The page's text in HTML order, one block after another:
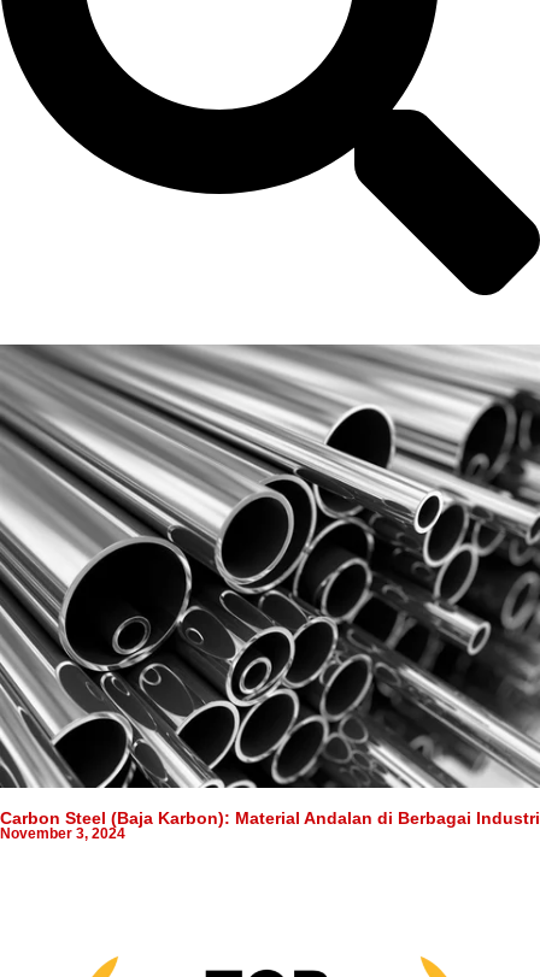
Carbon Steel (Baja Karbon): Material Andalan di Berbagai Industri
November 3, 2024